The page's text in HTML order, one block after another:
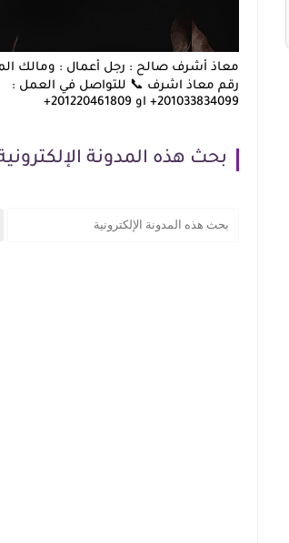
معاذ أشرف صالح : رجل أعمال : ومالك
رقم معاذ اشرف 📞 للتواصل في العمل :
201033834099+ او 201220461809+
بحث هذه المدونة